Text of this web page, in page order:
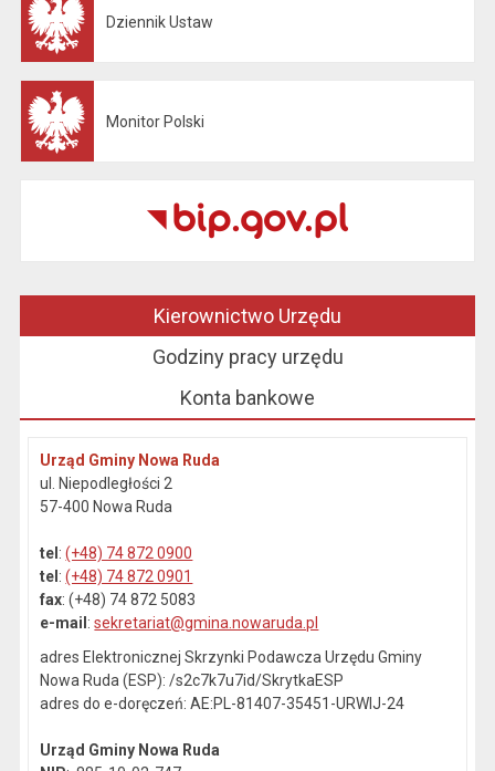
Dziennik Ustaw
Monitor Polski
Kierownictwo Urzędu
Godziny pracy urzędu
Konta bankowe
Urząd Gminy Nowa Ruda
ul. Niepodległości 2
57-400 Nowa Ruda
tel :(+48) 74 872 0900
tel :(+48) 74 872 0901
fax: (+48) 74 872 5083
e-mail :sekretariat@gmina.nowaruda.pl
adres Elektronicznej Skrzynki Podawcza Urzędu Gminy
Nowa Ruda (ESP): /s2c7k7u7id/SkrytkaESP
adres do e-doręczeń: AE:PL-81407-35451-URWIJ-24
Urząd Gminy Nowa Ruda